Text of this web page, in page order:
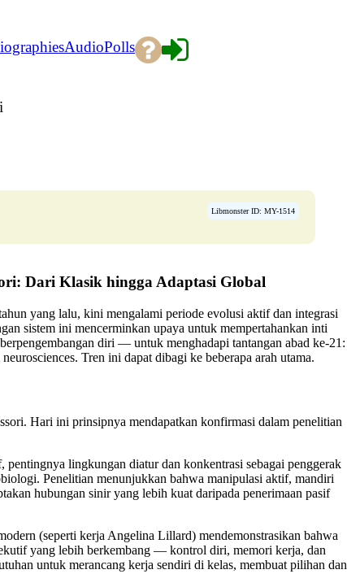
AudioPolls
Libmonster ID: MY-1514
Dari Klasik hingga Adaptasi Global
yang lalu, kini mengalami periode evolusi aktif dan integrasi
sistem ini mencerminkan upaya untuk mempertahankan inti
diri — untuk menghadapi tantangan abad ke-21:
Tren ini dapat dibagi ke beberapa arah utama.
Hari ini prinsipnya mendapatkan konfirmasi dalam penelitian
, pentingnya lingkungan diaturdan konkentrasi sebagai penggerak
Penelitian menunjukkan bahwa manipulasi aktif, mandiri
hubungan sinir yang lebih kuat daripada penerimaan pasif
(seperti kerja Angelina Lillard) mendemonstrasikan bahwa
yang lebih berkembang — kontrol diri, memori kerja, dan
untuk merancang kerja sendiri di kelas, membuat pilihan dan